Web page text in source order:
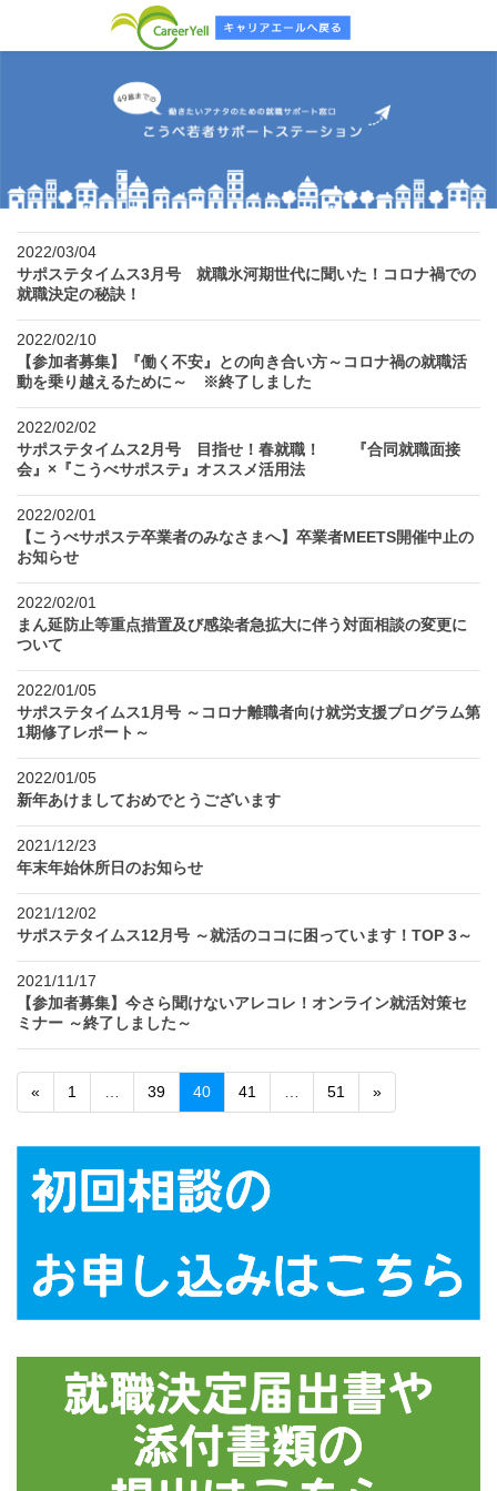
2022/03/04
サポステタイムス3月号 就職氷河期世代に聞いた！コロナ禍での
就職決定の秘訣！
2022/02/10
【参加者募集】『働く不安』との向き合い方～コロナ禍の就職活
動を乗り越えるために～ ※終了しました
2022/02/02
サポステタイムス2月号 目指せ！春就職！ 『合同就職面接
会』×『こうべサポステ』オススメ活用法
2022/02/01
【こうべサポステ卒業者のみなさまへ】卒業者MEETS開催中止の
お知らせ
2022/02/01
まん延防止等重点措置及び感染者急拡大に伴う対面相談の変更に
ついて
2022/01/05
サポステタイムス1月号 ～コロナ離職者向け就労支援プログラム第
1期修了レポート～
2022/01/05
新年あけましておめでとうございます
2021/12/23
年末年始休所日のお知らせ
2021/12/02
サポステタイムス12月号 ～就活のココに困っています！TOP 3～
2021/11/17
【参加者募集】今さら聞けないアレコレ！オンライン就活対策セ
ミナー ～終了しました～
« 1 39 40 41 51 »